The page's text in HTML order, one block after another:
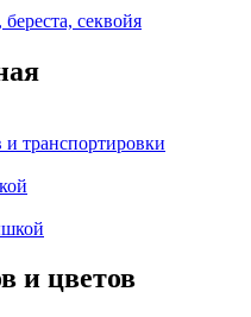
секвойя
и транспортировки
и цветов